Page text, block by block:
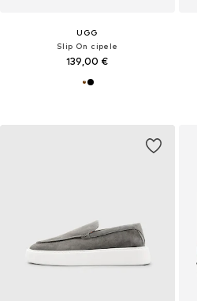
UGG
Slip On cipele
139,00 €